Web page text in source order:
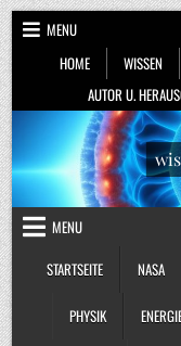
Skip
to
content
MENU
HOME
WISSEN
AUTOR U.
MENU
STARTSEITE
NASA
PHYSIK